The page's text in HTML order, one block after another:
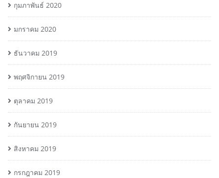
กุมภาพันธ์ 2020
มกราคม 2020
ธันวาคม 2019
พฤศจิกายน 2019
ตุลาคม 2019
กันยายน 2019
สิงหาคม 2019
กรกฎาคม 2019